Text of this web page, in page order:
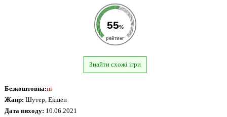
55%
рейтинг
Знайти схожі ігри
Безкоштовна:ні
Жанр: Шутер, Екшен
Дата виходу: 10.06.2021